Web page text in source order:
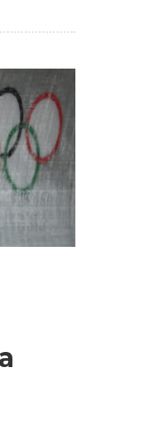
op mijn